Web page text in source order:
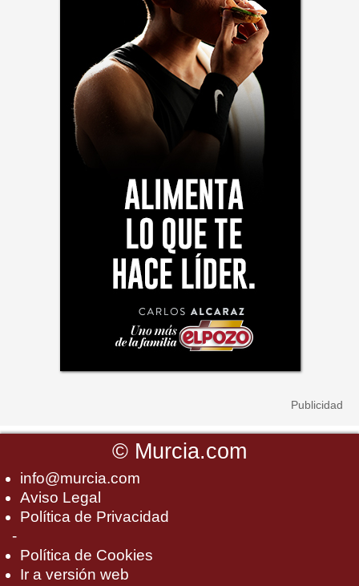
© Murcia.com
info@murcia.com
Aviso Legal
Política de Privacidad
-
Política de Cookies
Ir a versión web